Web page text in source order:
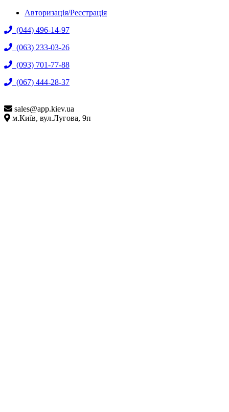
Авторизація/Реєстрація
(044) 496-14-97
(063) 233-03-26
(093) 701-77-88
(067) 444-28-37
sales@app.kiev.ua
м.Київ, вул.Лугова, 9п